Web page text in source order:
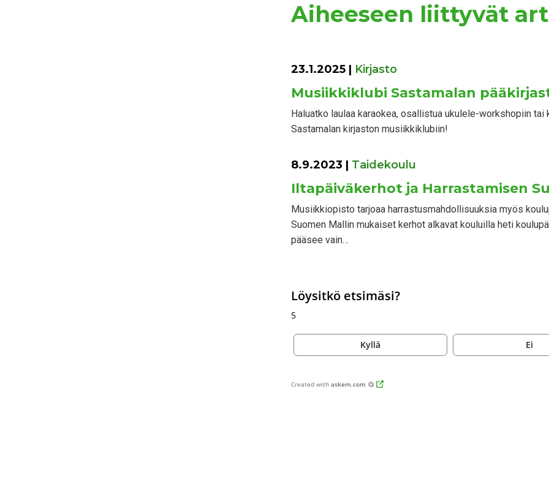
Aiheeseen liittyvät
23.1.2025 | Kirjasto
Musiikkiklubi Sastamalan
Haluatko laulaa karaokea, osallistua ukulele-workshopiin
Sastamalan kirjaston musiikkiklubiin!
8.9.2023 | Taidekoulu
Iltapäiväkerhot ja Harrastamisen
Musiikkiopisto tarjoaa harrastusmahdollisuuksia myös
Suomen Mallin mukaiset kerhot alkavat kouluilla heti
pääsee vain…
Löysitkö etsimäsi?
5
Kyllä Ei
Created with askem.com